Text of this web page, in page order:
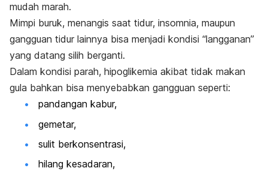
mudah marah.
Mimpi buruk, menangis saat tidur, insomnia, maupun
gangguan tidur lainnya bisa menjadi kondisi “langganan”
yang datang silih berganti.
Dalam kondisi parah, hipoglikemia akibat tidak makan
gula bahkan bisa menyebabkan gangguan seperti:
pandangan kabur,
gemetar,
sulit berkonsentrasi,
hilang kesadaran,